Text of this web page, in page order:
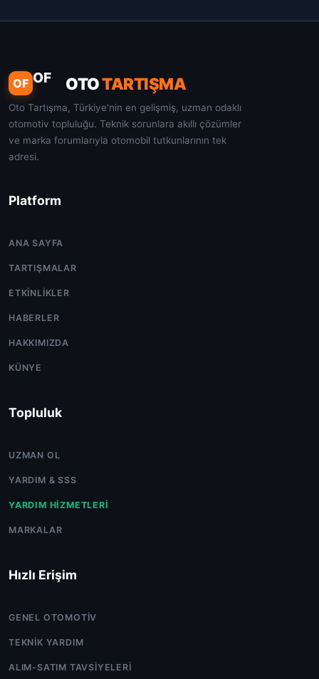
OF OF OTOTARTIŞMA
Oto Tartışma, Türkiye'nin en gelişmiş, uzman odaklı
otomotiv topluluğu. Teknik sorunlara akıllı çözümler
ve marka forumlarıyla otomobil tutkunlarının tek
adresi.
Platform
ANA SAYFA
TARTIŞMALAR
ETKINLIKLER
HABERLER
HAKKIMIZDA
KÜNYE
Topluluk
UZMAN OL
YARDIM & SSS
YARDIM HIZMETLERI
MARKALAR
Hızlı Erişim
GENEL OTOMOTIV
TEKNIK YARDIM
ALIM-SATIM TAVSIYELERI